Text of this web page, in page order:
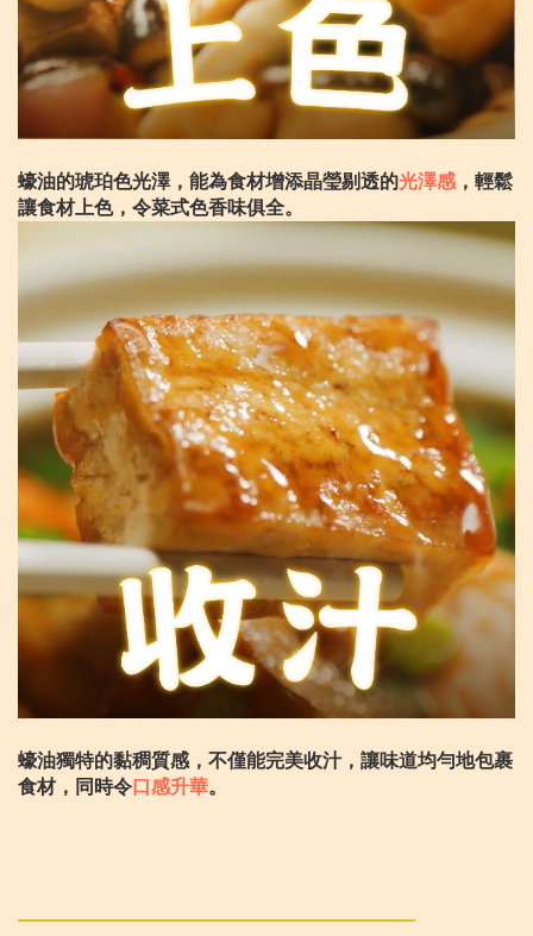
蠔油的琥珀色光澤，能為食材增添晶瑩剔透的光澤感 ，輕鬆
讓食材上色，令菜式色香味俱全。
蠔油獨特的黏稠質感，不僅能完美收汁，讓味道均勻地包裹
食材，同時令口感升華。